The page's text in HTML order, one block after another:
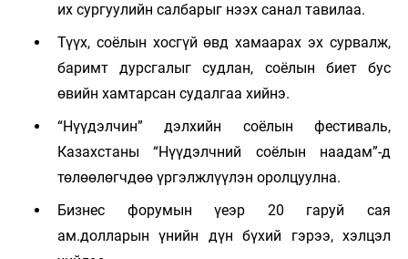
их сургуулийн салбарыг нээх санал тавилаа.
Түүх, соёлын хосгүй өвд хамаарах эх сурвалж,
баримт дурсгалыг судлан, соёлын биет бус
өвийн хамтарсан судалгаа хийнэ.
“Нүүдэлчин” дэлхийн соёлын фестиваль,
Казахстаны “Нүүдэлчний соёлын наадам”-д
төлөөлөгчдөө үргэлжлүүлэн оролцуулна.
Бизнес форумын үеэр 20 гаруй сая
ам.долларын үнийн дүн бүхий гэрээ, хэлцэл